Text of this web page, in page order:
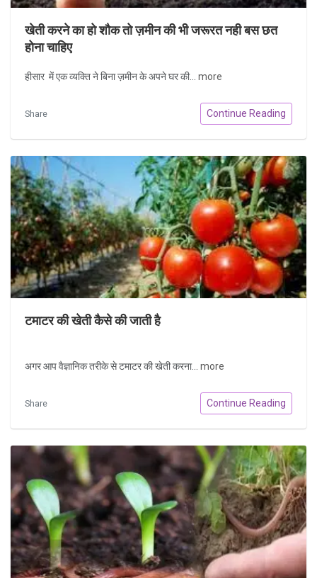
खेती करने का हो शौक तो ज़मीन की भी जरूरत नही बस छत
होना चाहिए
हीसार में एक व्यक्ति ने बिना ज़मीन के अपने घर की... more
Share Continue Reading
टमाटर की खेती कैसे की जाती है
अगर आप वैज्ञानिक तरीके से टमाटर की खेती करना... more
Share Continue Reading